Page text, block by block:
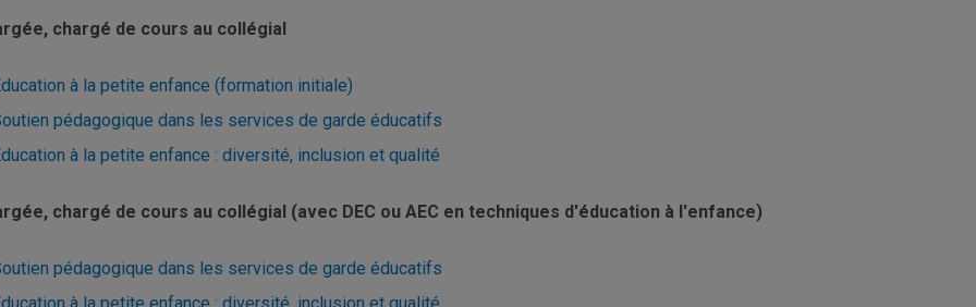
chargé de cours au collégial
à la petite enfance (formation initiale)
pédagogique dans les services de garde éducatifs
à la petite enfance : diversité, inclusion et qualité
chargé de cours au collégial (avec DEC ou AEC en techniques d'éducation à l'enfance)
pédagogique dans les services de garde éducatifs